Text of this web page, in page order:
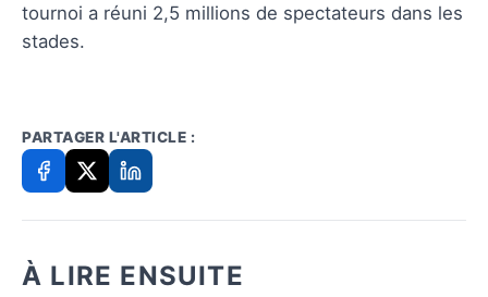
tournoi a réuni 2,5 millions de spectateurs dans les
stades.
PARTAGER L'ARTICLE :
À LIRE ENSUITE